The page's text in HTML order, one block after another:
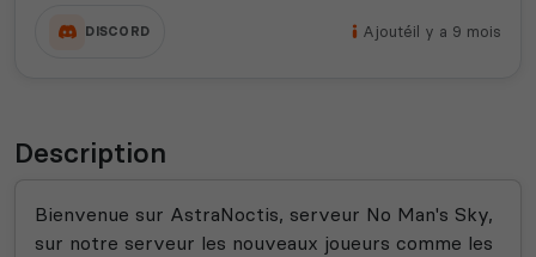
DISCORD Ajoutéil y a 9 mois
Description
Bienvenue sur AstraNoctis, serveur No Man's Sky,
sur notre serveur les nouveaux joueurs comme les